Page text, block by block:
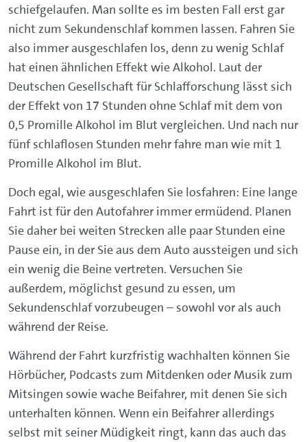
schiefgelaufen. Man sollte es im besten Fall erst gar
nicht zum Sekundenschlaf kommen lassen. Fahren Sie
also immer ausgeschlafen los, denn zu wenig Schlaf
hat einen ähnlichen Effekt wie Alkohol. Laut der
Deutschen Gesellschaft für Schlafforschung lässt sich
der Effekt von 17 Stunden ohne Schlaf mit dem von
0,5 Promille Alkohol im Blut vergleichen. Und nach nur
fünf schlaflosen Stunden mehr fahre man wie mit 1
Promille Alkohol im Blut.
Doch egal, wie ausgeschlafen Sie losfahren: Eine lange
Fahrt ist für den Autofahrer immer ermüdend. Planen
Sie daher bei weiten Strecken alle paar Stunden eine
Pause ein, in der Sie aus dem Auto aussteigen und sich
ein wenig die Beine vertreten. Versuchen Sie
außerdem, möglichst gesund zu essen, um
Sekundenschlaf vorzubeugen – sowohl vor als auch
während der Reise.
Während der Fahrt kurzfristig wachhalten können Sie
Hörbücher, Podcasts zum Mitdenken oder Musik zum
Mitsingen sowie wache Beifahrer, mit denen Sie sich
unterhalten können. Wenn ein Beifahrer allerdings
selbst mit seiner Müdigkeit ringt, kann das auch das